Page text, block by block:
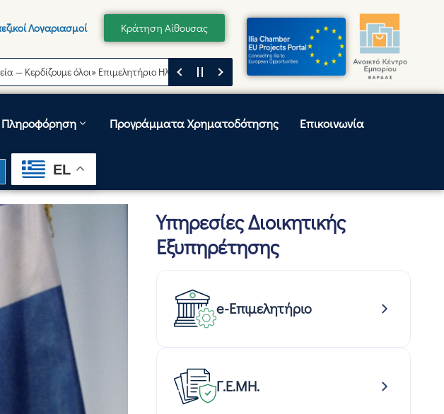
Λογαριασμοί Κράτηση Αίθουσας
όλοι» Επιμελητήριο Ηλείας Μήνυμα του Προέδρου του Επιμελητηρίου Ηλείας,
Πληροφόρηση Προγράμματα Χρηματοδότησης Επικοινωνία
EL
Υπηρεσίες Διοικητικής
Εξυπηρέτησης
e-Επιμελητήριο
Γ.Ε.ΜΗ.